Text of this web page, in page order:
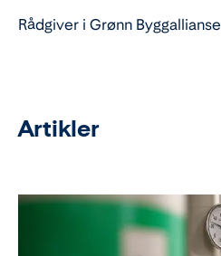
Rådgiver i Grønn Byggallianse
Artikler